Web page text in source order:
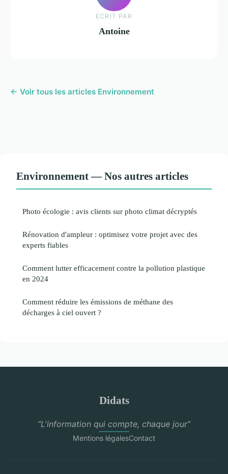
ECRIT PAR
Antoine
← Voir tous les articles Environnement
Environnement — Nos autres articles
Photo écologie : avis clients sur photo climat décryptés
Rénovation d'ampleur : optimisez votre projet avec des
experts fiables
Comment lutter efficacement contre la pollution plastique
en 2024
Comment réduire les émissions de méthane des
décharges à ciel ouvert ?
Didats
“L'information qui compte, chaque jour”
Mentions légalesContact